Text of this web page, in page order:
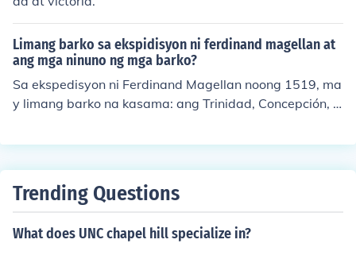
Limang barko sa ekspidisyon ni ferdinand magellan at
ang mga ninuno ng mga barko?
Sa ekspedisyon ni Ferdinand Magellan noong 1519, ma
y limang barko na kasama: ang Trinidad, Concepción, S
munuan ni Magellan, ay isang karaniwang barko ng mg
lalakbay sa dagat. Ang San Antonio ay pinamunuan ni
de Quesada, at ang Santiago ay pinamunuan ni Juan S
Trending Questions
What does UNC chapel hill specialize in?